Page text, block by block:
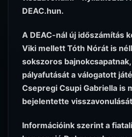
DEAC.hun.
A DEAC-nál új időszámítás
Viki mellett Tóth Nórát is
sokszoros
pályafutását a válogatott
Csepregi Csupi Gabriella is
bejelentette
Információink szerint a